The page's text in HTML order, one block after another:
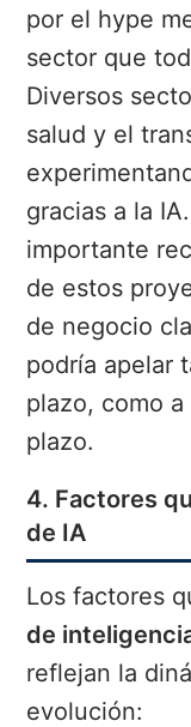
por el hype
sector que
Diversos
salud y el
gracias a la
importante
de estos
de negocio
podría apelar
plazo, como
plazo.
4. Factores
de IA
Los factores
de
reflejan la
evolución: